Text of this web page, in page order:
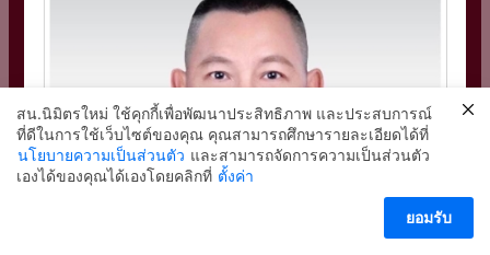
สน.นิมิตรใหม่ ใช้คุกกี้เพื่อพัฒนาประสิทธิภาพ และประสบการณ์
ที่ดีในการใช้เว็บไซต์ของคุณ คุณสามารถศึกษารายละเอียดได้ที่
นโยบายความเป็นส่วนตัว และสามารถจัดการความเป็นส่วนตัว
เองได้ของคุณได้เองโดยคลิกที่ ตั้งค่า
ยอมรับ